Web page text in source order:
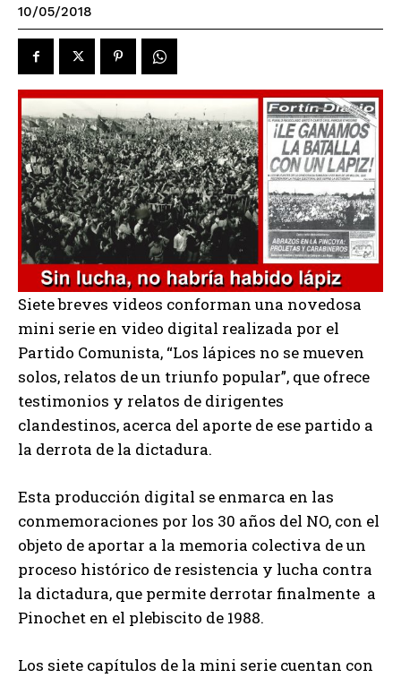
10/05/2018
Siete breves videos conforman una novedosa
mini serie en video digital realizada por el
Partido Comunista, “Los lápices no se mueven
solos, relatos de un triunfo popular”, que ofrece
testimonios y relatos de dirigentes
clandestinos, acerca del aporte de ese partido a
la derrota de la dictadura.
Esta producción digital se enmarca en las
conmemoraciones por los 30 años del NO, con el
objeto de aportar a la memoria colectiva de un
proceso histórico de resistencia y lucha contra
la dictadura, que permite derrotar finalmente a
Pinochet en el plebiscito de 1988.
Los siete capítulos de la mini serie cuentan con